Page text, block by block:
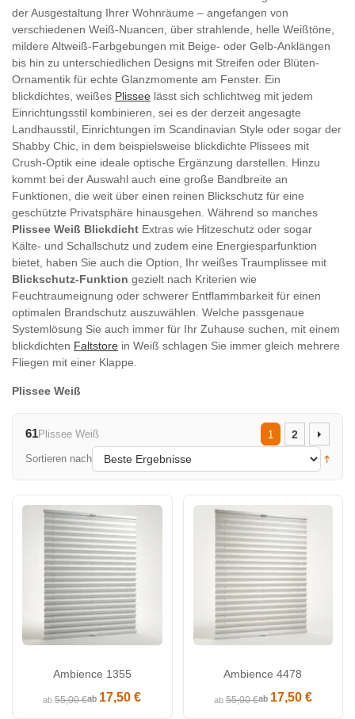
der Ausgestaltung Ihrer Wohnräume – angefangen von
verschiedenen Weiß-Nuancen, über strahlende, helle Weißtöne,
mildere Altweiß-Farbgebungen mit Beige- oder Gelb-Anklängen
bis hin zu unterschiedlichen Designs mit Streifen oder Blüten-
Ornamentik für echte Glanzmomente am Fenster. Ein
blickdichtes, weißes Plissee lässt sich schlichtweg mit jedem
Einrichtungsstil kombinieren, sei es der derzeit angesagte
Landhausstil, Einrichtungen im Scandinavian Style oder sogar der
Shabby Chic, in dem beispielsweise blickdichte Plissees mit
Crush-Optik eine ideale optische Ergänzung darstellen. Hinzu
kommt bei der Auswahl auch eine große Bandbreite an
Funktionen, die weit über einen reinen Blickschutz für eine
geschützte Privatsphäre hinausgehen. Während so manches
Plissee Weiß Blickdicht Extras wie Hitzeschutz oder sogar
Kälte- und Schallschutz und zudem eine Energiesparfunktion
bietet, haben Sie auch die Option, Ihr weißes Traumplissee mit
Blickschutz-Funktion gezielt nach Kriterien wie
Feuchtraumeignung oder schwerer Entflammbarkeit für einen
optimalen Brandschutz auszuwählen. Welche passgenaue
Systemlösung Sie auch immer für Ihr Zuhause suchen, mit einem
blickdichten Faltstore in Weiß schlagen Sie immer gleich mehrere
Fliegen mit einer Klappe.
Plissee Weiß
61Plissee Weiß
Sortieren nach
1 2
Ambience 1355
ab55,00 €ab 17,50 €
Ambience 4478
ab55,00 €ab 17,50 €